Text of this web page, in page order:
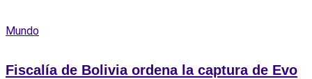
Mundo
Fiscalía de Bolivia ordena la captura de Evo